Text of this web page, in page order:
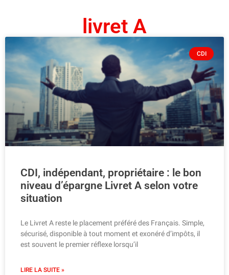
livret A
CDI
CDI, indépendant, propriétaire : le bon
niveau d’épargne Livret A selon votre
situation
Le Livret A reste le placement préféré des Français. Simple,
sécurisé, disponible à tout moment et exonéré d’impôts, il
est souvent le premier réflexe lorsqu’il
LIRE LA SUITE »